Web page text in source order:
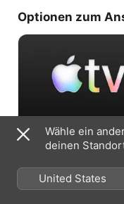
Optionen zum
Gratis Probeabo
7 Tage kostenlos, dann 9,99 €
Wähle ein
deinen
United States